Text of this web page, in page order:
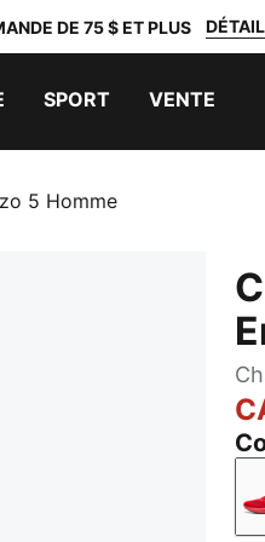
DE 75 $ ET PLUS
SPORT VENTE
5 Homme